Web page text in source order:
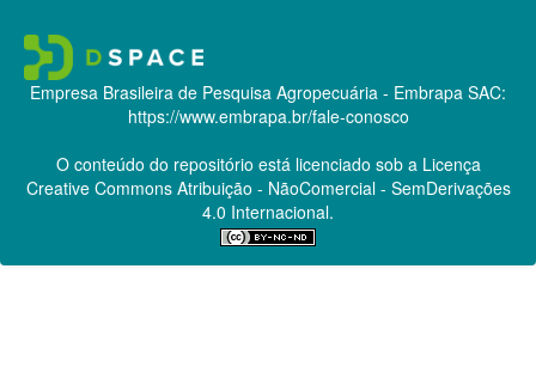
Empresa Brasileira de Pesquisa Agropecuária - Embrapa SAC:
https://www.embrapa.br/fale-conosco
O conteúdo do repositório está licenciado sob a Licença
Creative CommonsAtribuição - NãoComercial - SemDerivações
4.0 Internacional.